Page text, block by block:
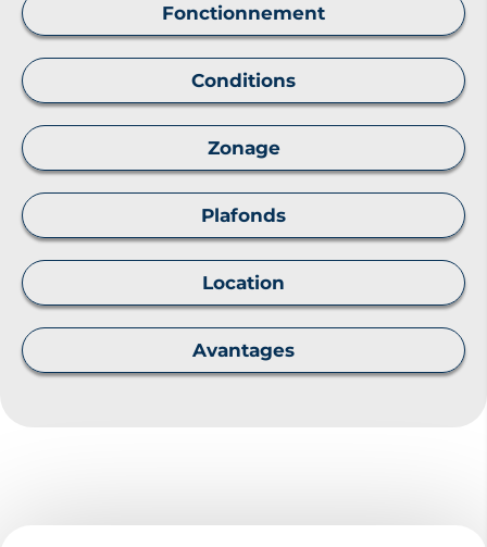
Fonctionnement
Conditions
Zonage
Plafonds
Location
Avantages